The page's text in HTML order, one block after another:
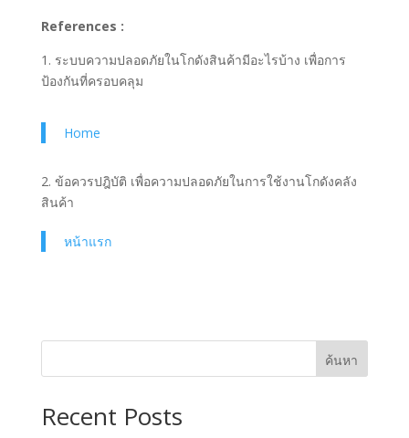
References :
1. ระบบความปลอดภัยในโกดังสินค้ามีอะไรบ้าง เพื่อการ
ป้องกันที่ครอบคลุม
Home
2. ข้อควรปฎิบัติ เพื่อความปลอดภัยในการใช้งานโกดังคลัง
สินค้า
หน้าแรก
ค้นหา
Recent Posts